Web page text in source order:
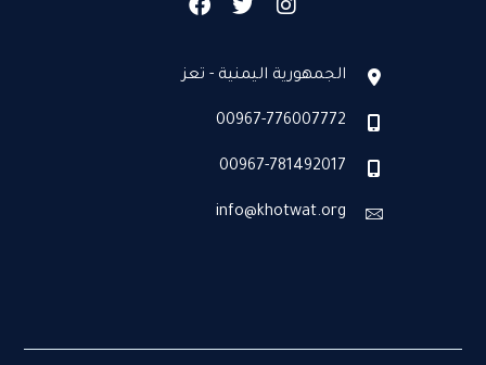
الجمهورية اليمنية - تعز
00967-776007772
00967-781492017
info@khotwat.org